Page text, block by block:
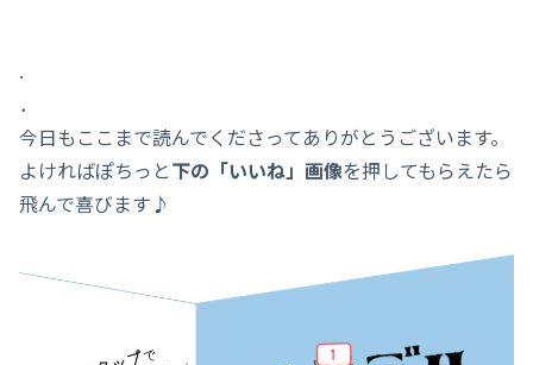
.
．
今日もここまで読んでくださってありがとうございます。
よければぽちっと下の「いいね」画像を押してもらえたら
飛んで喜びます♪